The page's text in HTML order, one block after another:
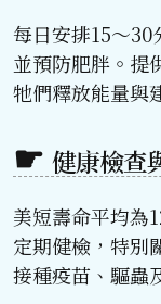
每日安排15～30
並預防肥胖。提
牠們釋放能量與
健康檢查
美短壽命平均為
定期健檢，特別
接種疫苗、驅蟲